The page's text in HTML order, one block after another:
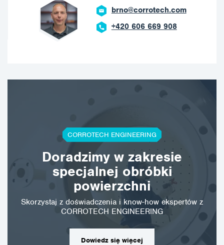
+420 602
CORROTECH ENGINEERING
Doradzimy w zakresie
specjalnej obróbki
powierzchni
Skorzystaj z doświadczenia i know-how ekspertów z
CORROTECH ENGINEERING
Dowiedz się więcej